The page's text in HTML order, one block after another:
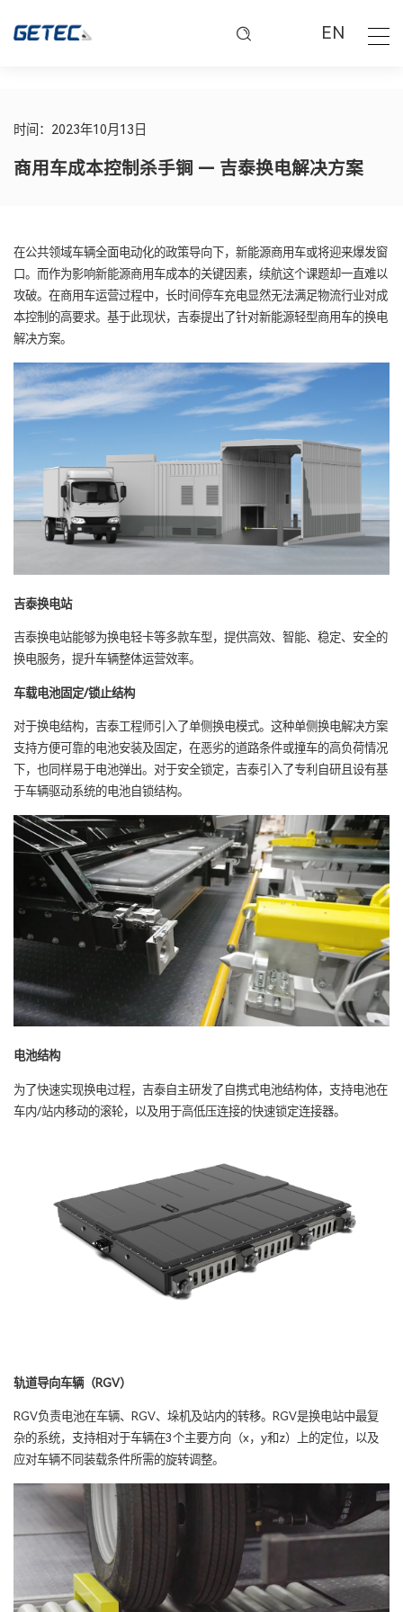
EN
时间：2023年10月13日
商用车成本控制杀手锏 — 吉泰换电解决方案
在公共领域车辆全面电动化的政策导向下，新能源商用车或将迎来爆发窗
口。而作为影响新能源商用车成本的关键因素，续航这个课题却一直难以
攻破。在商用车运营过程中，长时间停车充电显然无法满足物流行业对成
本控制的高要求。基于此现状，吉泰提出了针对新能源轻型商用车的换电
解决方案。
吉泰换电站
吉泰换电站能够为换电轻卡等多款车型，提供高效、智能、稳定、安全的
换电服务，提升车辆整体运营效率。
车载电池固定/锁止结构
对于换电结构，吉泰工程师引入了单侧换电模式。这种单侧换电解决方案
支持方便可靠的电池安装及固定，在恶劣的道路条件或撞车的高负荷情况
下，也同样易于电池弹出。对于安全锁定，吉泰引入了专利自研且设有基
于车辆驱动系统的电池自锁结构。
电池结构
为了快速实现换电过程，吉泰自主研发了自携式电池结构体，支持电池在
车内/站内移动的滚轮，以及用于高低压连接的快速锁定连接器。
轨道导向车辆（RGV）
RGV负责电池在车辆、RGV、垛机及站内的转移。RGV是换电站中最复
杂的系统，支持相对于车辆在3个主要方向（x，y和z）上的定位，以及
应对车辆不同装载条件所需的旋转调整。